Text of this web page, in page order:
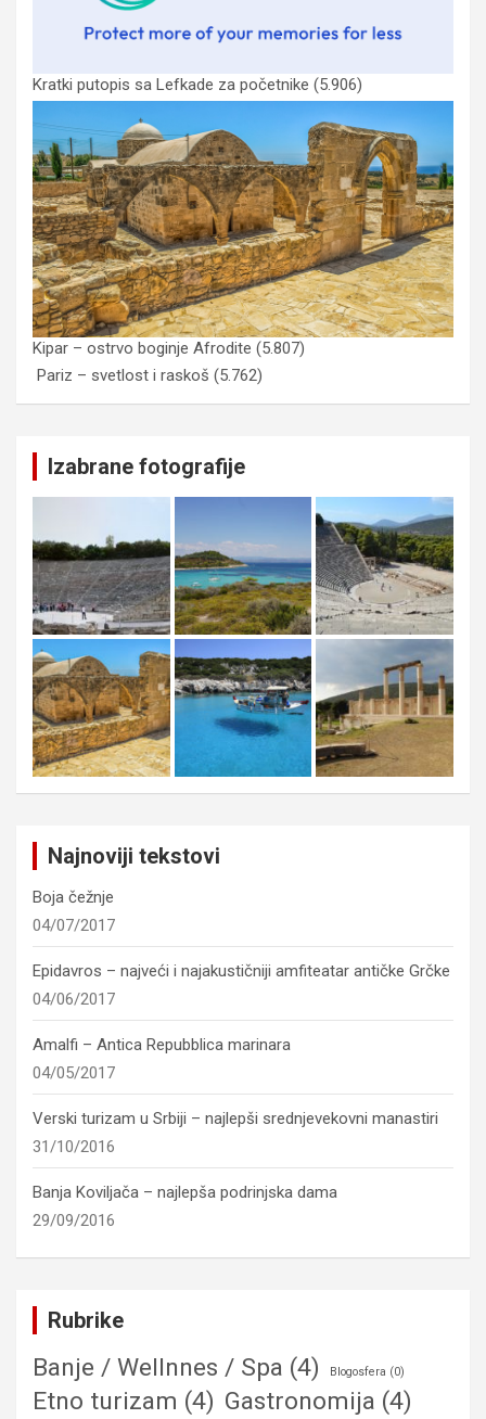
Kratki putopis sa Lefkade za početnike (5.906)
Kipar – ostrvo boginje Afrodite (5.807)
Pariz – svetlost i raskoš (5.762)
Izabrane fotografije
Najnoviji tekstovi
Boja čežnje
04/07/2017
Epidavros – najveći i najakustičniji amfiteatar antičke Grčke
04/06/2017
Amalfi – Antica Repubblica marinara
04/05/2017
Verski turizam u Srbiji – najlepši srednjevekovni manastiri
31/10/2016
Banja Koviljača – najlepša podrinjska dama
29/09/2016
Rubrike
Banje / Wellnnes / Spa (4) Blogosfera (0)
Etno turizam (4) Gastronomija (4)